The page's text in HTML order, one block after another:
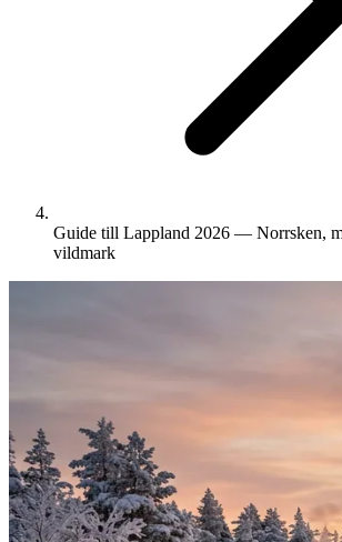
Guide till Lappland 2026 — Norrsken,
vildmark